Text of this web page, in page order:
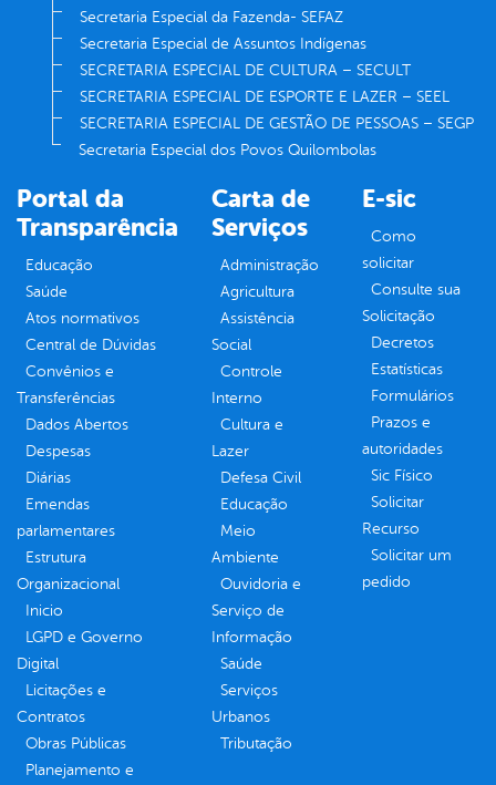
Secretaria Especial da Fazenda- SEFAZ
Secretaria Especial de Assuntos Indígenas
SECRETARIA ESPECIAL DE CULTURA – SECULT
SECRETARIA ESPECIAL DE ESPORTE E LAZER – SEEL
SECRETARIA ESPECIAL DE GESTÃO DE PESSOAS – SEGP
Secretaria Especial dos Povos Quilombolas
Portal da
Transparência
Educação
Saúde
Atos normativos
Central de Dúvidas
Convênios e
Transferências
Dados Abertos
Despesas
Diárias
Emendas
parlamentares
Estrutura
Organizacional
Inicio
LGPD e Governo
Digital
Licitações e
Contratos
Obras Públicas
Planejamento e
Carta de
Serviços
Administração
Agricultura
Assistência
Social
Controle
Interno
Cultura e
Lazer
Defesa Civil
Educação
Meio
Ambiente
Ouvidoria e
Serviço de
Informação
Saúde
Serviços
Urbanos
Tributação
E-sic
Como
solicitar
Consulte sua
Solicitação
Decretos
Estatísticas
Formulários
Prazos e
autoridades
Sic Físico
Solicitar
Recurso
Solicitar um
pedido